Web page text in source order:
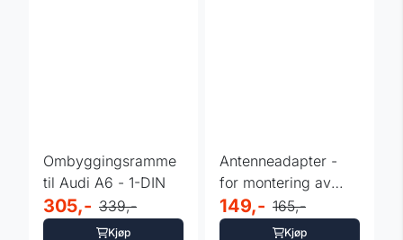
Ombyggingsramme
til Audi A6 - 1-DIN
305,- 339,-
Kjøp
Antenneadapter -
for montering av
ettermarkedsspiller -
...
149,- 165,-
Kjøp